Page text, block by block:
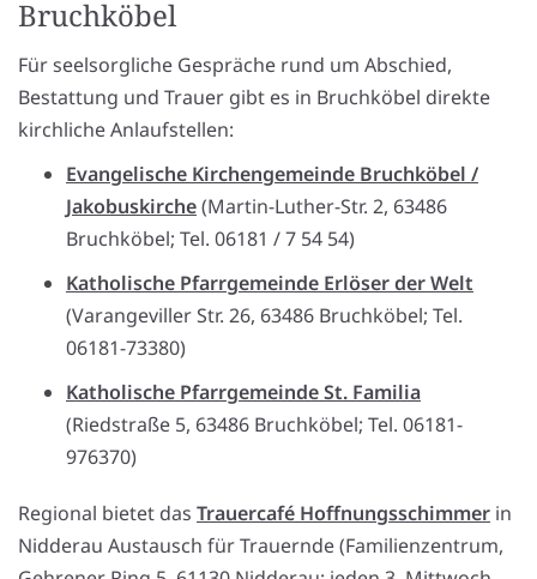
Bruchköbel
Für seelsorgliche Gespräche rund um Abschied,
Bestattung und Trauer gibt es in Bruchköbel direkte
kirchliche Anlaufstellen:
Evangelische Kirchengemeinde Bruchköbel /
Jakobuskirche(Martin-Luther-Str. 2, 63486
Bruchköbel; Tel. 06181 / 7 54 54)
Katholische Pfarrgemeinde Erlöser der Welt
(Varangeviller Str. 26, 63486 Bruchköbel; Tel.
06181-73380)
Katholische Pfarrgemeinde St. Familia
(Riedstraße 5, 63486 Bruchköbel; Tel. 06181-
976370)
Regional bietet das Trauercafé Hoffnungsschimmer in
Nidderau Austausch für Trauernde (Familienzentrum,